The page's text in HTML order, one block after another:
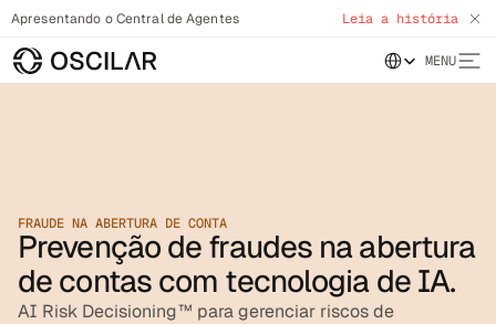
Apresentando o Central de Agentes Leia a história
Select Language
MENU
FRAUDE NA ABERTURA DE CONTA
Prevenção de fraudes na abertura
de contas com tecnologia de IA.
AI Risk Decisioning™ para gerenciar riscos de